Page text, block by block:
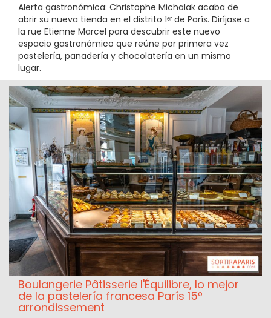
Alerta gastronómica: Christophe Michalak acaba de
abrir su nueva tienda en el distrito 1ᵉʳ de París. Diríjase a
la rue Etienne Marcel para descubrir este nuevo
espacio gastronómico que reúne por primera vez
pastelería, panadería y chocolatería en un mismo
lugar.
Boulangerie Pâtisserie l'Équilibre, lo mejor
de la pastelería francesa París 15º
arrondissement